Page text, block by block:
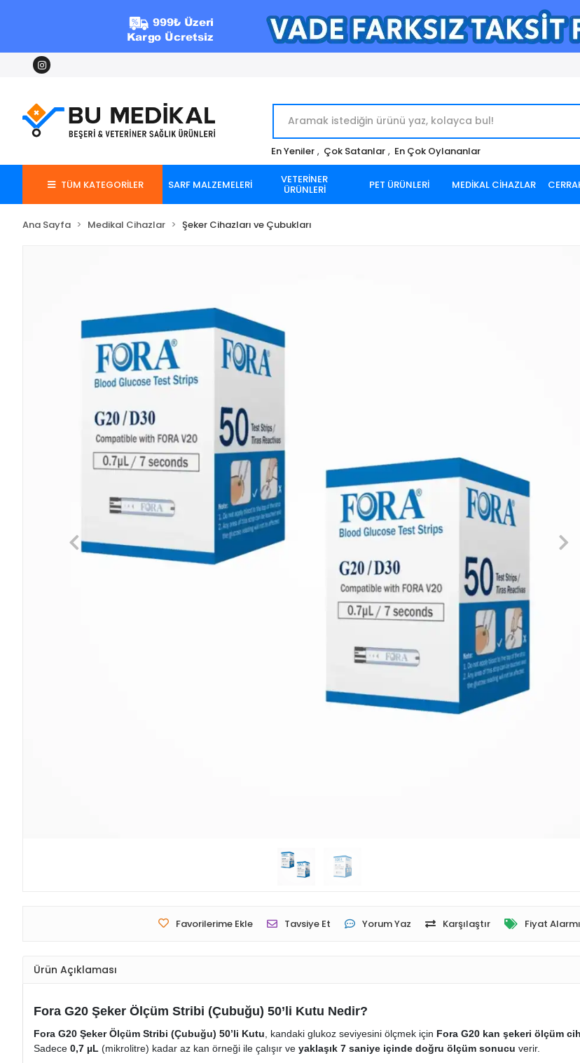
En Yeniler , Çok Satanlar , En Çok Oylananlar
TÜM KATEGORİLER SARF MALZEMELERİ VETERİNER
ÜRÜNLERİ PET ÜRÜNLERİ MEDİKAL CİHAZLAR
Ana Sayfa Medikal Cihazlar Şeker Cihazları ve Çubukları
Favorilerime Ekle Tavsiye Et Yorum Yaz Karşılaştır Fiyat Alarmı
Ürün Açıklaması
Fora G20 Şeker Ölçüm Stribi (Çubuğu) 50’li Kutu Nedir?
Fora G20 Şeker Ölçüm Stribi (Çubuğu) 50’li Kutu, kandaki glukoz seviyesini ölçmek için Fora G20 kan şekeri ölçüm
Sadece 0,7 µL (mikrolitre) kadar az kan örneği ile çalışır ve yaklaşık 7 saniye içinde doğru ölçüm sonucu verir.